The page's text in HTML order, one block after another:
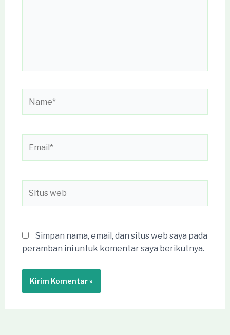
web
Simpan nama, email, dan situs web saya pada
peramban ini untuk komentar saya berikutnya.